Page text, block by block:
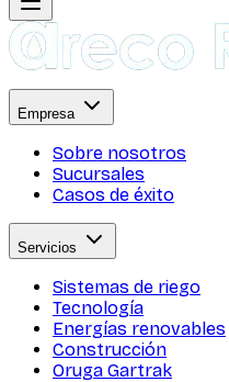
Empresa
Sobre nosotros
Sucursales
Casos de éxito
Servicios
Sistemas de riego
Tecnología
Energías renovables
Construcción
Oruga Gartrak